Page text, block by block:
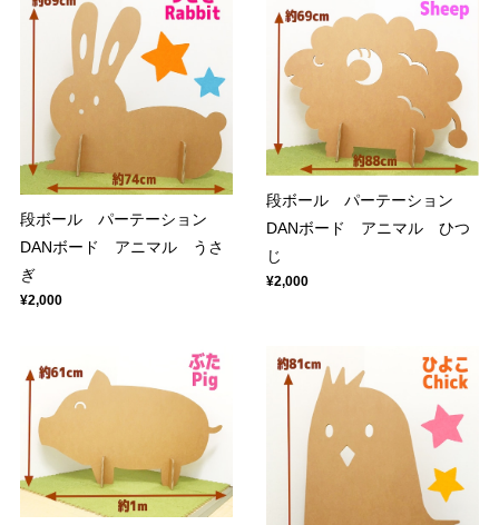
段ボール パーテーション
DANボード アニマル うさ
ぎ
¥2,000
段ボール パーテーション
DANボード アニマル ひつ
じ
¥2,000